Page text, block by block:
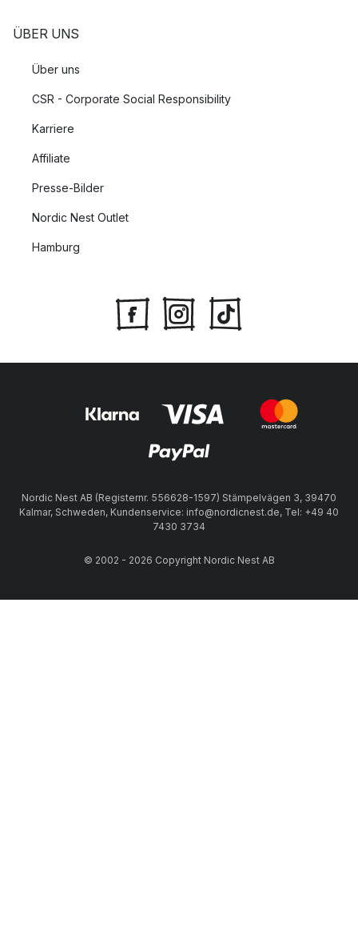
ÜBER UNS
Über uns
CSR - Corporate Social Responsibility
Karriere
Affiliate
Presse-Bilder
Nordic Nest Outlet
Hamburg
Nordic Nest AB (Registernr. 556628-1597) Stämpelvägen 3, 39470
Kalmar, Schweden, Kundenservice: info@nordicnest.de, Tel: +49 40
7430 3734
© 2002 - 2026 Copyright Nordic Nest AB